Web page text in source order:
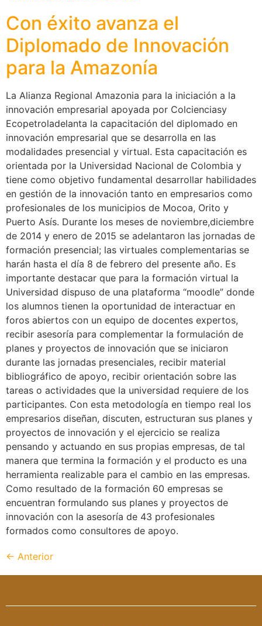
Con éxito avanza el
Diplomado de Innovación
para la Amazonía
La Alianza Regional Amazonia para la iniciación a la
innovación empresarial apoyada por Colcienciasy
Ecopetroladelanta la capacitación del diplomado en
innovación empresarial que se desarrolla en las
modalidades presencial y virtual. Esta capacitación es
orientada por la Universidad Nacional de Colombia y
tiene como objetivo fundamental desarrollar habilidades
en gestión de la innovación tanto en empresarios como
profesionales de los municipios de Mocoa, Orito y
Puerto Asís. Durante los meses de noviembre,diciembre
de 2014 y enero de 2015 se adelantaron las jornadas de
formación presencial; las virtuales complementarias se
harán hasta el día 8 de febrero del presente año. Es
importante destacar que para la formación virtual la
Universidad dispuso de una plataforma “moodle” donde
los alumnos tienen la oportunidad de interactuar en
foros abiertos con un equipo de docentes expertos,
recibir asesoría para complementar la formulación de
planes y proyectos de innovación que se iniciaron
durante las jornadas presenciales, recibir material
bibliográfico de apoyo, recibir orientación sobre las
tareas o actividades que la universidad requiere de los
participantes. Con esta metodología en tiempo real los
empresarios diseñan, discuten, estructuran sus planes y
proyectos de innovación y el ejercicio se realiza
pensando y actuando en sus propias empresas, de tal
manera que termina la formación y el producto es una
herramienta realizable para el cambio en las empresas.
Como resultado de la formación 60 empresas se
encuentran formulando sus planes y proyectos de
innovación con la asesoría de 43 profesionales
formados como consultores de apoyo.
← Anterior